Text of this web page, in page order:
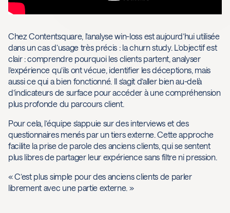
Chez Contentsquare, l’analyse win-loss est aujourd’hui utilisée
dans un cas d’usage très précis : la churn study. L’objectif est
clair : comprendre pourquoi les clients partent, analyser
l’expérience qu’ils ont vécue, identifier les déceptions, mais
aussi ce qui a bien fonctionné. Il s’agit d’aller bien au-delà
d’indicateurs de surface pour accéder à une compréhension
plus profonde du parcours client.
Pour cela, l’équipe s’appuie sur des interviews et des
questionnaires menés par un tiers externe. Cette approche
facilite la prise de parole des anciens clients, qui se sentent
plus libres de partager leur expérience sans filtre ni pression.
« C’est plus simple pour des anciens clients de parler
librement avec une partie externe. »